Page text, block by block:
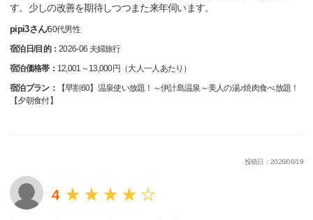
す。少しの改善を期待しつつまた来年伺います。
pipi3さん/60代男性
宿泊日/目的：2026-06 夫婦旅行
宿泊価格帯： 12,001～13,000円（大人一人あたり）
宿泊プラン：
【早割60】温泉使い放題！～伊計島温泉～美人の湯♪焼肉食べ放題！
【夕朝食付】
投稿日：2026/06/19
4